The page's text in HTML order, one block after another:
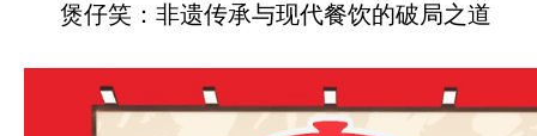
煲仔笑：非遗传承与现代餐饮的破局之道